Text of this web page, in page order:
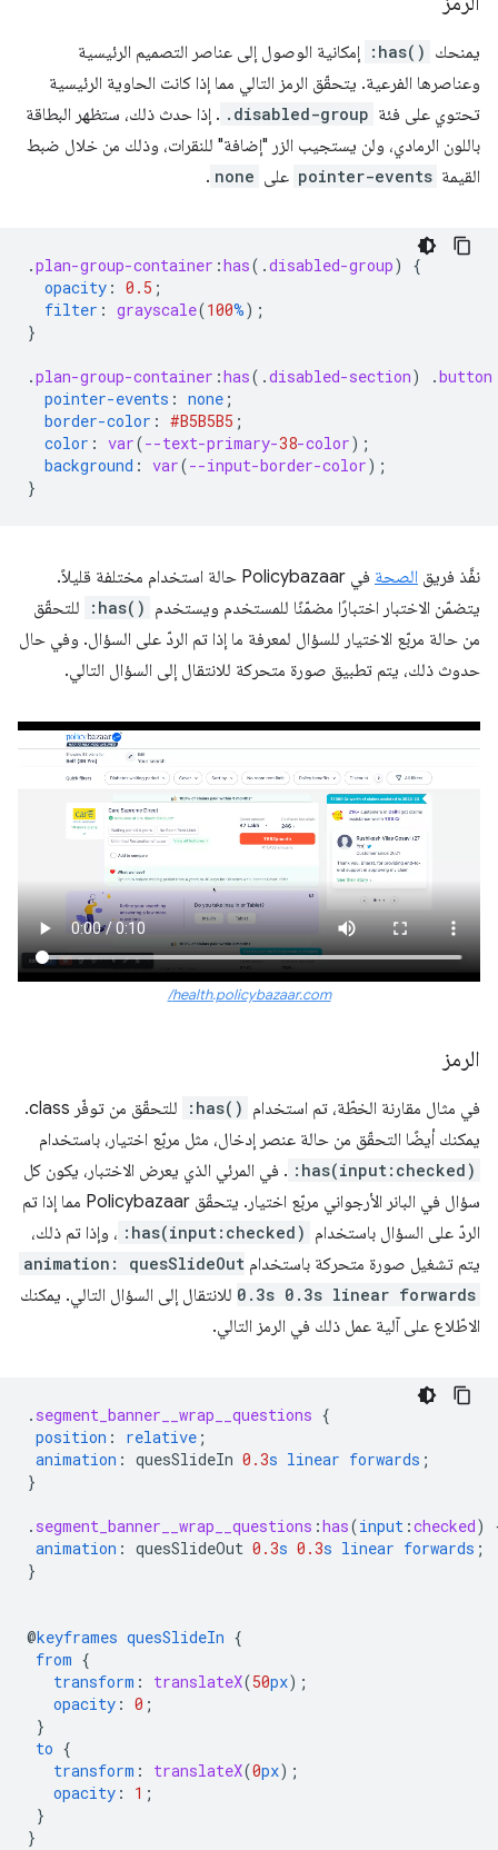
يمنحك :has()
إمكانية الوصول إلى عناصر التصميم الرئيسية
وعناصرها الفرعية. يتحقّق الرمز التالي مما إذا كانت الحاوية الرئيسية
تحتوي على فئة .disabled-group . إذا حدث ذلك، ستظهر البطاقة
باللون الرمادي، ولن يستجيب الزر "إضافة" للنقرات، وذلك من خلال ضبط
القيمة pointer-events على none
.
.plan-group-container :has( .disabled-group)
{
opacity : 0.5 ;
filter : grayscale(100%);
}
.plan-group-container :has( .disabled-section) .button
pointer-events : none ;
border-color : #B5B5B5 ;
color : var(--text-primary-38-color);
background : var(--input-border-color);
}
نفَّذ فريق الصحة
في Policybazaar حالة استخدام مختلفة قليلاً.
يتضمّن الاختبار اختبارًا مضمّنًا للمستخدم ويستخدم :has()
للتحقّق
من حالة مربّع الاختيار للسؤال لمعرفة ما إذا تم الردّ على السؤال. وفي حال
حدوث ذلك، يتم تطبيق صورة متحركة للانتقال إلى السؤال التالي.
health.policybazaar.com/
الرمز
في مثال مقارنة الخطّة، تم استخدام :has()
للتحقّق من توفّر class.
يمكنك أيضًا التحقّق من حالة عنصر إدخال، مثل مربّع اختيار، باستخدام
:has(input:checked) . في المرئي الذي يعرض الاختبار، يكون كل
سؤال في البانر الأرجواني مربّع اختيار. يتحقّق Policybazaar مما إذا تم
الردّ على السؤال باستخدام :has(input:checked) ، وإذا تم ذلك،
يتم تشغيل صورة متحركة باستخدام animation: quesSlideOut
0.3s 0.3s linear forwards للانتقال إلى السؤال التالي. يمكنك
الاطّلاع على آلية عمل ذلك في الرمز التالي.
. segment_banner__wrap__questions {
position : relative ;
animation : quesSlideIn 0.3s linear forwards ;
}
. segment_banner__wrap__questions :has(input :checked)
animation : quesSlideOut 0.3s 0.3s linear forwards ;
}
@keyframes quesSlideIn {
from {
transform : translateX(50px);
opacity : 0 ;
}
to {
transform : translateX(0px);
opacity : 1 ;
}
}